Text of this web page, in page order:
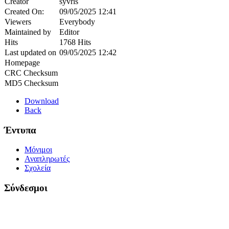
Created On:
09/05/2025 12:41
Viewers
Everybody
Maintained by
Editor
Hits
1768 Hits
Last updated on 09/05/2025 12:42
Homepage
CRC Checksum
MD5 Checksum
Download
Back
Έντυπα
Μόνιμοι
Αναπληρωτές
Σχολεία
Σύνδεσμοι